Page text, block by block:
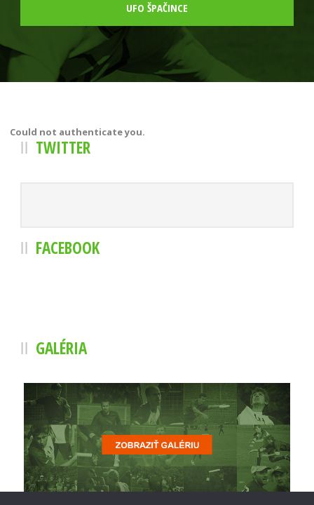
UFO ŠPAČINCE
Could not authenticate you.
TWITTER
FACEBOOK
GALÉRIA